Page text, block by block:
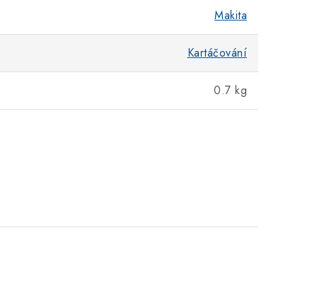
Makita
Kartáčování
0.7 kg